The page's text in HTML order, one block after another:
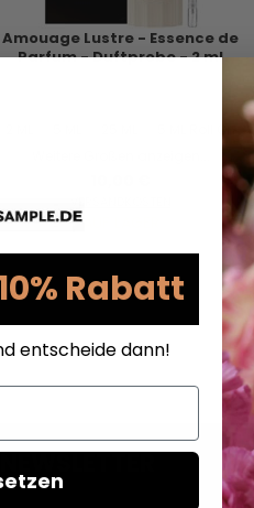
Amouage Lustre - Essence de
Parfum - Duftprobe - 2 ml
AUF LAGER
Rabatt
entscheide dann!